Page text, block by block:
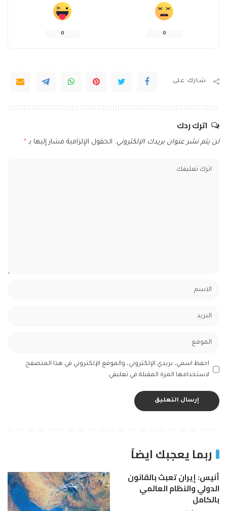
0
0
شارك على
اترك ردك
لن يتم نشر عنوان بريدك الإلكتروني. الحقول الإلزامية مشار إليها بـ *
احفظ اسمي، بريدي الإلكتروني، والموقع الإلكتروني في هذا المتصفح
لاستخدامها المرة المقبلة في تعليقي.
ربما يعجبك ايضاً
أنيس: إيران تعبث بالقانون
الدولي والنظام العالمي
بالكامل